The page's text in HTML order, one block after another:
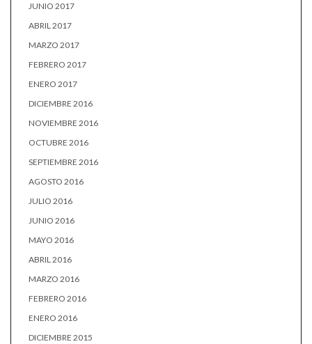
JUNIO 2017
ABRIL 2017
MARZO 2017
FEBRERO 2017
ENERO 2017
DICIEMBRE 2016
NOVIEMBRE 2016
OCTUBRE 2016
SEPTIEMBRE 2016
AGOSTO 2016
JULIO 2016
JUNIO 2016
MAYO 2016
ABRIL 2016
MARZO 2016
FEBRERO 2016
ENERO 2016
DICIEMBRE 2015